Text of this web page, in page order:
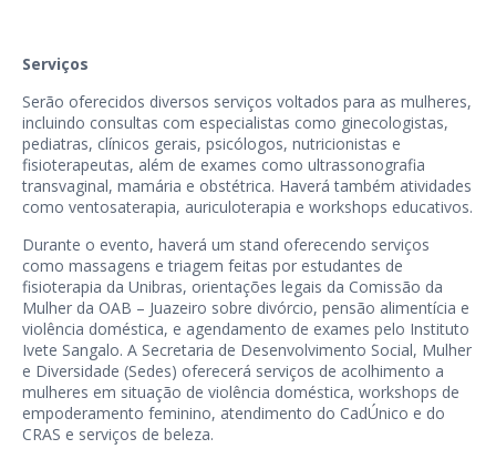
Serviços
Serão oferecidos diversos serviços voltados para as mulheres,
incluindo consultas com especialistas como ginecologistas,
pediatras, clínicos gerais, psicólogos, nutricionistas e
fisioterapeutas, além de exames como ultrassonografia
transvaginal, mamária e obstétrica. Haverá também atividades
como ventosaterapia, auriculoterapia e workshops educativos.
Durante o evento, haverá um stand oferecendo serviços
como massagens e triagem feitas por estudantes de
fisioterapia da Unibras, orientações legais da Comissão da
Mulher da OAB – Juazeiro sobre divórcio, pensão alimentícia e
violência doméstica, e agendamento de exames pelo Instituto
Ivete Sangalo. A Secretaria de Desenvolvimento Social, Mulher
e Diversidade (Sedes) oferecerá serviços de acolhimento a
mulheres em situação de violência doméstica, workshops de
empoderamento feminino, atendimento do CadÚnico e do
CRAS e serviços de beleza.